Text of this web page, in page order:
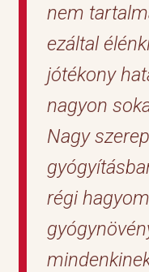
nem
ezáltal
jótékony
nagyon
Nagy
régi